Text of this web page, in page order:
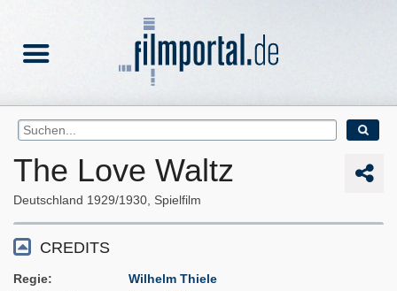
The Love Waltz
Deutschland 1929/1930 Spielfilm
CREDITS
Regie
Wilhelm Thiele